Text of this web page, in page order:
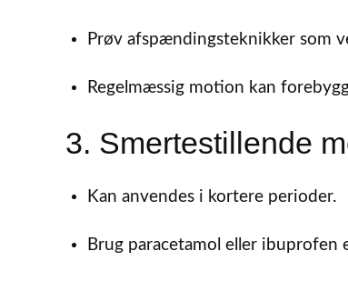
Prøv afspændingsteknikker som
Regelmæssig motion kan
3. Smertestillende
Kan anvendes i kortere perioder.
Brug paracetamol eller ibuprofen